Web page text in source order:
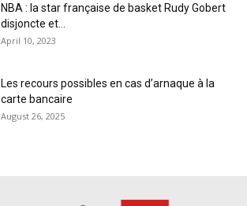
NBA : la star française de basket Rudy Gobert
disjoncte et...
April 10, 2023
Les recours possibles en cas d’arnaque à la
carte bancaire
August 26, 2025